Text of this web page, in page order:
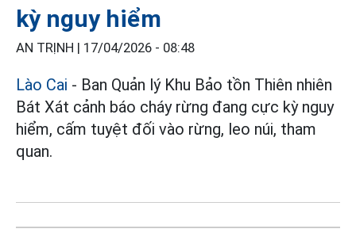
kỳ nguy hiểm
AN TRỊNH | 17/04/2026 - 08:48
Lào Cai - Ban Quản lý Khu Bảo tồn Thiên nhiên
Bát Xát cảnh báo cháy rừng đang cực kỳ nguy
hiểm, cấm tuyệt đối vào rừng, leo núi, tham
quan.